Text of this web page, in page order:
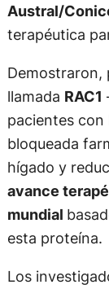
Austral/
terapéutica
Demostraron,
llamada RAC1
pacientes
bloqueada
hígado y
avance
mundial
esta proteína.
Los